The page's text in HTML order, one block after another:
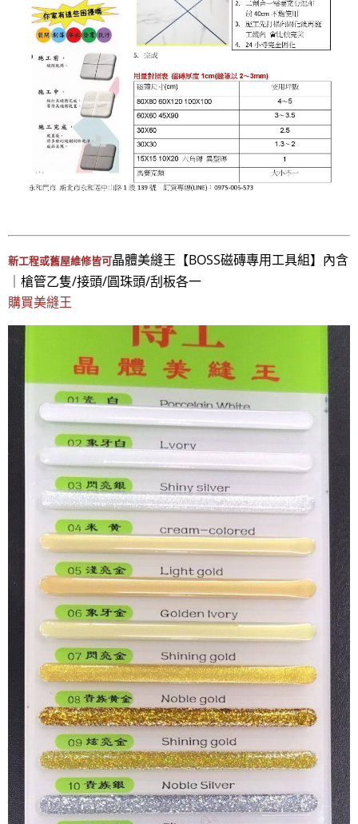
新工程或舊屋維修皆可晶體美縫王【BOSS磁磚專用工具組】內含
｜槍管乙隻/接頭/圓珠頭/刮板各一
購買美縫王